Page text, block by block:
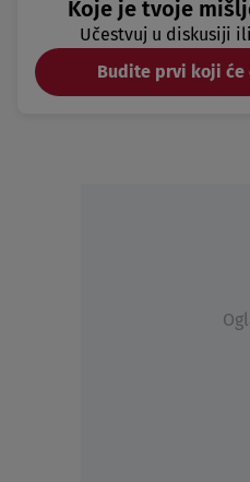
Koje je tvoje
Učestvuj u diskusiji
Budite prvi koji